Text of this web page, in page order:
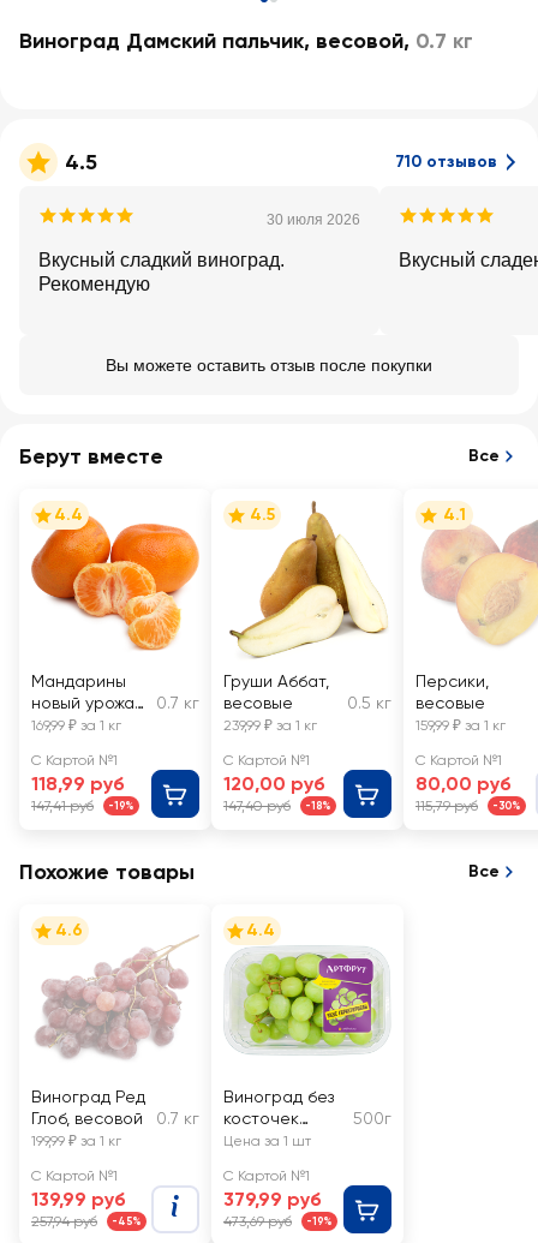
Виноград Дамский пальчик, весовой, 0.7 кг
4.5 710 отзывов
30 июля 2026
Вкусный сладкий виноград.
Рекомендую
Вкусный
Вы можете оставить отзыв после покупки
Берут вместе Все
4.4
Мандарины
новый урожай,
ЮАР, весовые
0.7 кг
169,99 ₽ за 1 кг
С Картой №1
118,99 руб
147,41 руб -19%
4.5
Груши Аббат,
весовые
0.5 кг
239,99 ₽ за 1 кг
С Картой №1
120,00 руб
147,40 руб -18%
4.1
Персики,
весовые
159,99 ₽ за 1 кг
С Картой №1
80,00 руб
115,79 руб -30%
Похожие товары Все
4.6
Виноград Ред
Глоб, весовой
0.7 кг
199,99 ₽ за 1 кг
С Картой №1
139,99 руб
257,94 руб -45%
4.4
Виноград без
косточек
АРТФРУТ
500г
Цена за 1 шт
С Картой №1
379,99 руб
473,69 руб -19%